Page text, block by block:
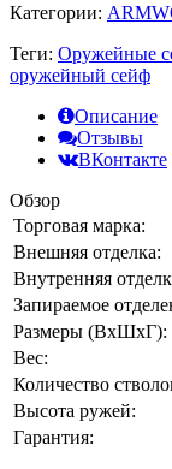
Категории:
Теги: Оружейные
оружейный сейф
Описание
Отзывы
ВКонтакте
Обзор
Торговая марка:
Внешняя отделка:
Внутренняя
Запираемое
Размеры (ВхШхГ):
Вес:
Количество
Высота ружей:
Гарантия: